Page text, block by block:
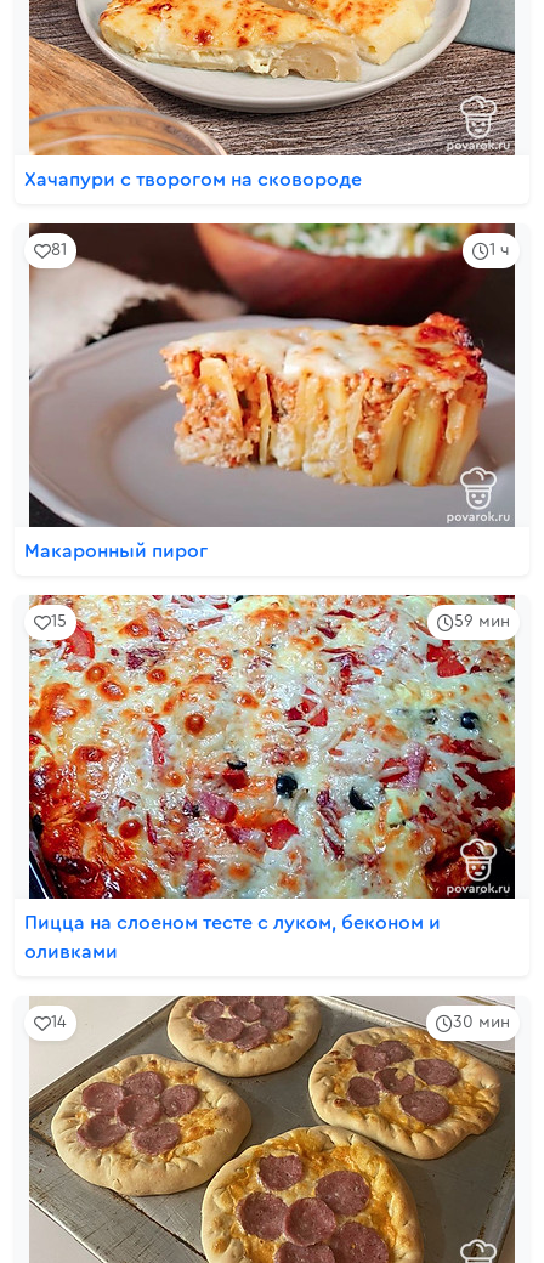
Хачапури с творогом на сковороде
1 ч
81
Макаронный пирог
59 мин
15
Пицца на слоеном тесте с луком, беконом и
оливками
30 мин
14